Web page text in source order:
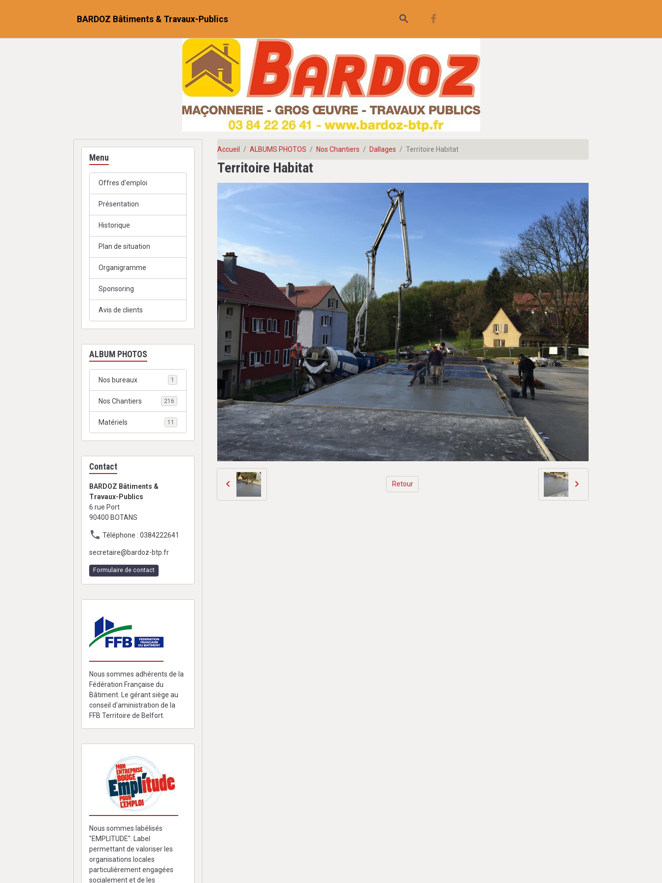
BARDOZ Bâtiments & Travaux-Publics
Accueil ALBUMS PHOTOS Nos Chantiers Dallages Territoire Habitat
Territoire Habitat
Retour
Menu
Offres d'emploi
Présentation
Historique
Plan de situation
Organigramme
Sponsoring
Avis de clients
ALBUM PHOTOS
Nos bureaux 1
Nos Chantiers 216
Matériels 11
Contact
BARDOZ Bâtiments &
Travaux-Publics
6 rue Port
90400 BOTANS
Téléphone : 0384222641
secretaire@bardoz-btp.fr
Formulaire de contact
Nous sommes adhérents de la
Fédération Française du
Bâtiment. Le gérant siège au
conseil d'aministration de la
FFB Territoire de Belfort.
Nous sommes labélisés
"EMPLITUDE". Label
permettant de valoriser les
organisations locales
particulièrement engagées
socialement et de les